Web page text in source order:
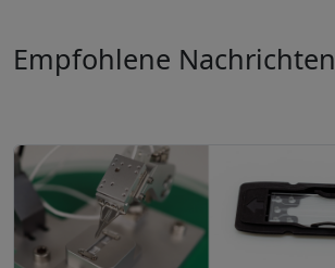
Empfohlene Nachrichten